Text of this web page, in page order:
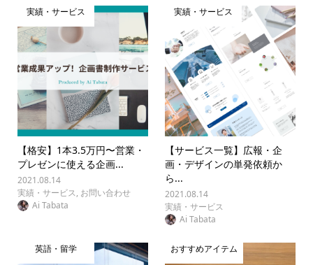
実績・サービス
【格安】1本3.5万円〜営業・
プレゼンに使える企画...
2021.08.14
実績・サービス, お問い合わせ
Ai Tabata
実績・サービス
【サービス一覧】広報・企
画・デザインの単発依頼か
ら...
2021.08.14
実績・サービス
Ai Tabata
英語・留学 おすすめアイテム